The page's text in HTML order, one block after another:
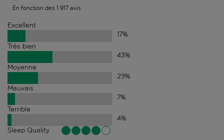
En fonction des 1 917 avis
Excellent
17%
Très bien
43%
Moyenne
29%
Mauvais
7%
Terrible
4%
Sleep Quality